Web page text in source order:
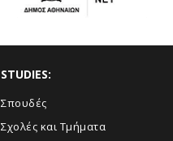
STUDIES:
Σπουδές
Σχολές και Τμήματα